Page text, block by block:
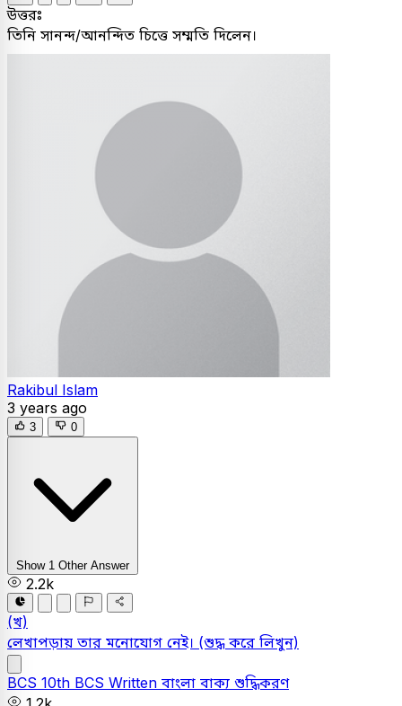
উত্তরঃ
তিনি সানন্দ/আনন্দিত চিত্তে সম্মতি দিলেন।
Rakibul Islam
3 years ago
3 0
Show 1 Other Answer
2.2k
(খ)
লেখাপড়ায় তার মনােযােগ নেই। (শুদ্ধ করে লিখুন)
BCS 10th BCS Written বাংলা বাক্য শুদ্ধিকরণ